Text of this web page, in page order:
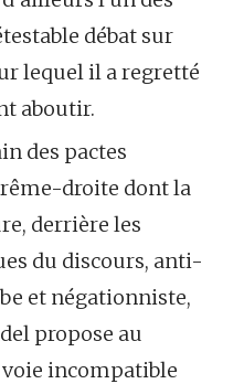
débat sur
lequel il a regretté
aboutir.
des pactes
droite dont la
derrière les
du discours, anti-
et négationniste,
propose au
incompatible